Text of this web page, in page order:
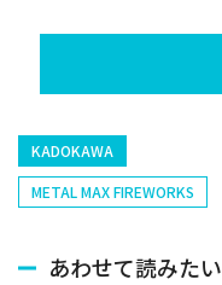
KADOKAWA
METAL MAX FIREWORKS
あわせて読みたい